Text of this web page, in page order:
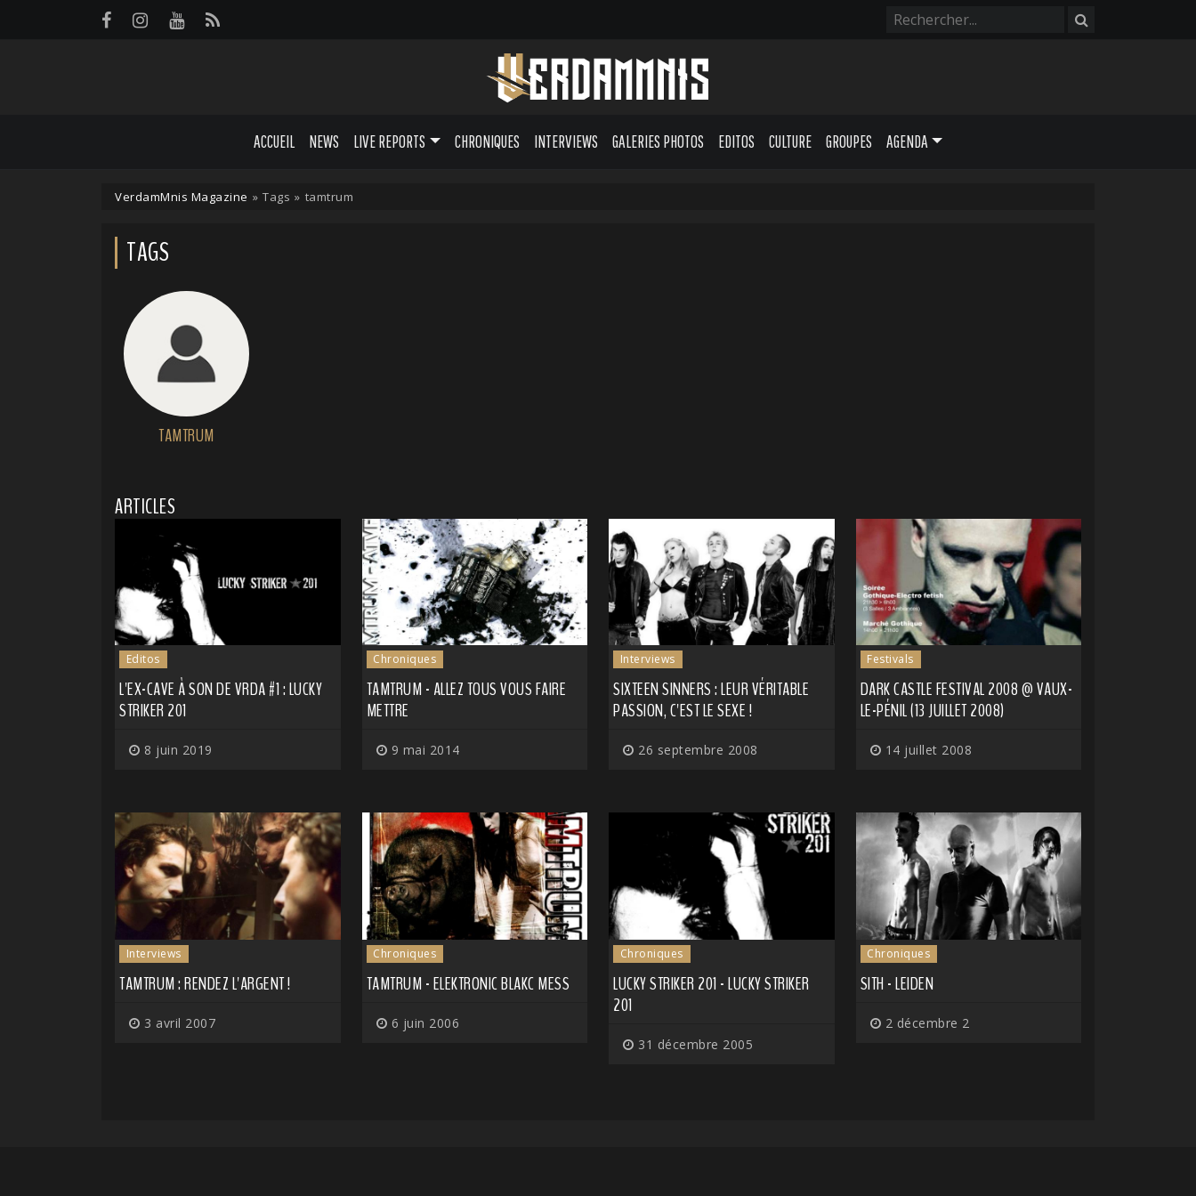
ACCUEIL NEWS LIVE REPORTS CHRONIQUES INTERVIEWS GALERIES PHOTOS EDITOS CULTURE GROUPES AGENDA
VerdamMnis Magazine » Tags » tamtrum
TAGS
TAMTRUM
ARTICLES
Editos
L'EX-CAVE À SON DE VRDA #1 : LUCKY
STRIKER 201
8 juin 2019
Chroniques
TAMTRUM - ALLEZ TOUS VOUS FAIRE
METTRE
9 mai 2014
Interviews
SIXTEEN SINNERS : LEUR VÉRITABLE
PASSION, C'EST LE SEXE !
26 septembre 2008
Festivals
DARK CASTLE FESTIVAL 2008 @ VAUX-
LE-PÉNIL (13 JUILLET 2008)
14 juillet 2008
Interviews
TAMTRUM : RENDEZ L'ARGENT !
3 avril 2007
Chroniques
TAMTRUM - ELEKTRONIC BLAKC MESS
6 juin 2006
Chroniques
LUCKY STRIKER 201 - LUCKY STRIKER
201
31 décembre 2005
Chroniques
SITH - LEIDEN
2 décembre 2
Panneau de gestion des cookies